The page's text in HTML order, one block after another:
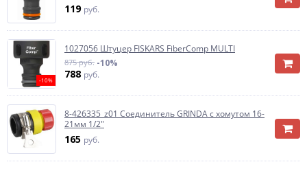
119 руб.
-10%
1027056 Штуцер FISKARS FiberComp MULTI
875 руб. -10%
788 руб.
8-426335_z01 Соединитель GRINDA с хомутом 16-
21мм 1/2"
165 руб.